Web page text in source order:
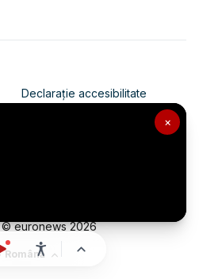
×
Declarație accesibilitate
Politica de confidențialitate
© euronews2026
Română